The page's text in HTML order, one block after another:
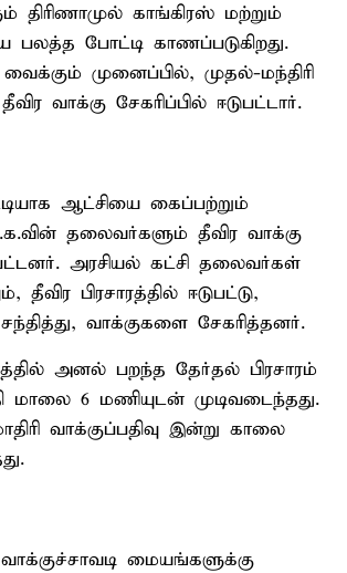
திரிணாமுல் காங்கிரஸ் மற்றும்
பலத்த போட்டி காணப்படுகிறது.
முனைப்பில், முதல்-மந்திரி
வாக்கு சேகரிப்பில் ஈடுபட்டார்.
ஆட்சியை கைப்பற்றும்
தலைவர்களும் தீவிர வாக்கு
அரசியல் கட்சி தலைவர்கள்
தீவிர பிரசாரத்தில் ஈடுபட்டு,
வாக்குகளை சேகரித்தனர்.
அனல் பறந்த தேர்தல் பிரசாரம்
மாலை 6 மணியுடன் முடிவடைந்தது.
வாக்குப்பதிவு இன்று காலை
மையங்களுக்கு